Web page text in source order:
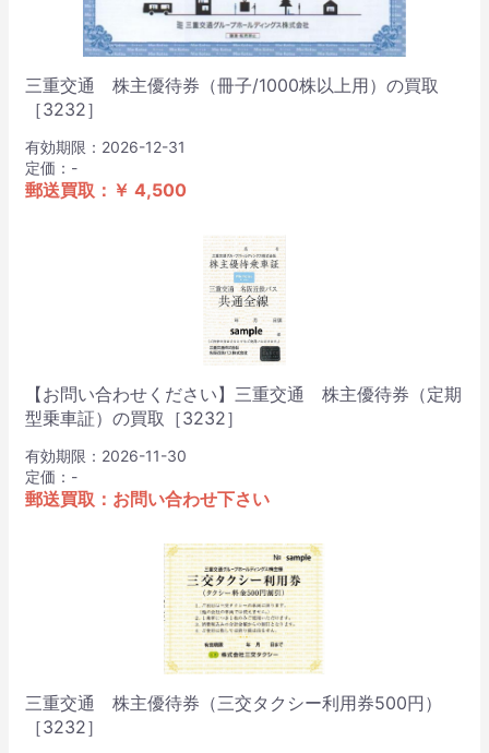
三重交通 株主優待券（冊子/1000株以上用）の買取
［3232］
有効期限：2026-12-31
定価：-
郵送買取：￥ 4,500
【お問い合わせください】三重交通 株主優待券（定期
型乗車証）の買取［3232］
有効期限：2026-11-30
定価：-
郵送買取：お問い合わせ下さい
三重交通 株主優待券（三交タクシー利用券500円）
［3232］